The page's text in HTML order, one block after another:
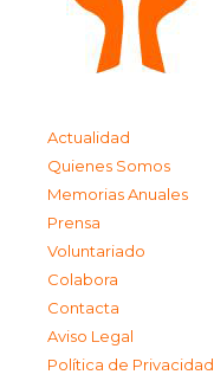
Actualidad
Quienes Somos
Memorias Anuales
Prensa
Voluntariado
Colabora
Contacta
Aviso Legal
Política de Privacidad